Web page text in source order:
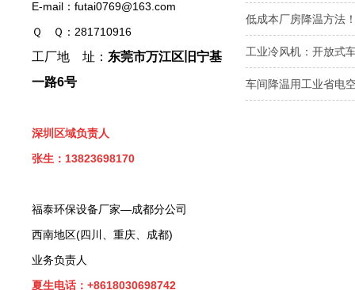
E-mail：futai0769@163.com
Ｑ Ｑ：281710916
工厂地 址： 东莞市万江区旧宁基
一路6号
深圳区域负责人
张生：13823698170
福泰环保设备厂家—成都分公司
西南地区(四川、重庆、成都)
业务负责人
夏生电话：+8618030698742
低成本厂房降温方法
工业冷风机：开放式
车间降温用工业省电